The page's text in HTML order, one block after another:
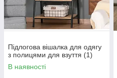
Підлогова вішалка для одягу
з полицями для взуття (1)
В наявності